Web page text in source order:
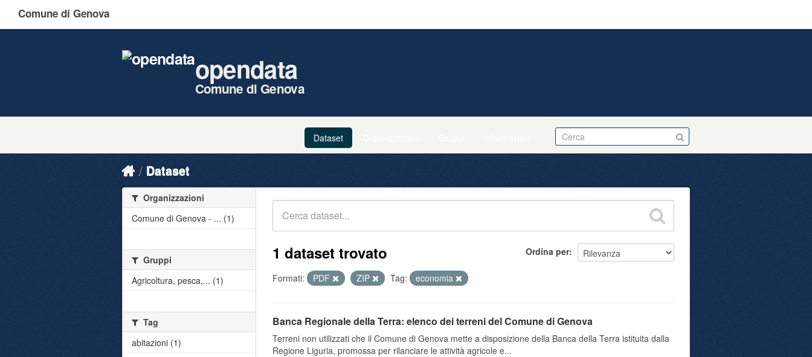
Comune di Genova
Accedi
opendata
Comune di Genova
Dataset
Dataset
Ordina per
1 dataset trovato
Formati: PDF ZIP Tag: economia
Banca Regionale della Terra: elenco dei terreni del Comune di Genova
Terreni non utilizzati che il Comune di Genova mette a disposizione della Banca della Terra istituita dalla
Regione Liguria, promossa per rilanciare le attività agricole e...
Organizzazioni
Comune di Genova - ... (1)
Gruppi
Agricoltura, pesca,... (1)
Tag
abitazioni (1)